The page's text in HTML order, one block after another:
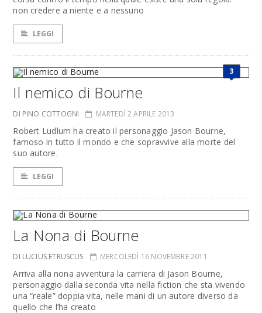
non credere a niente e a nessuno
LEGGI
3
Il nemico di Bourne
DI PINO COTTOGNI MARTEDÌ 2 APRILE 2013
Robert Ludlum ha creato il personaggio Jason Bourne,
famoso in tutto il mondo e che sopravvive alla morte del
suo autore.
LEGGI
La Nona di Bourne
DI LUCIUS ETRUSCUS MERCOLEDÌ 16 NOVEMBRE 2011
Arriva alla nona avventura la carriera di Jason Bourne,
personaggio dalla seconda vita nella fiction che sta vivendo
una “reale” doppia vita, nelle mani di un autore diverso da
quello che l’ha creato